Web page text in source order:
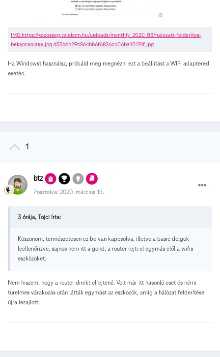
Ha Windowst használsz, próbáld meg megnézni ezt a beállítást a WIFI adaptered
esetén.
1
btz
Posztolva: 2020. március 15.
3 órája, Tojci írta:
Köszönöm, természetesen ez be van kapcsolva, illetve a basic dolgok
leellenőrizve, sajnos nem itt a gond, a router rejti el egymás elől a wifis
eszközöket.
Nem hiszem, hogy a router direkt elrejtené. Volt már itt hasonló eset és némi
türelmes várakozás után látták egymást az eszközök, amíg a hálózat felderítése
újra lezajlott.